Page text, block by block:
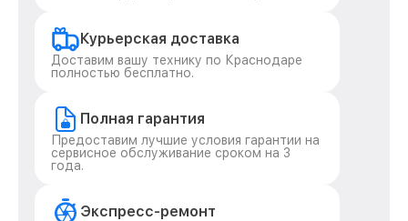
Курьерская доставка
Доставим вашу технику по Краснодаре
полностью бесплатно.
Полная гарантия
Предоставим лучшие условия гарантии на
сервисное обслуживание сроком на 3
года.
Экспресс-ремонт